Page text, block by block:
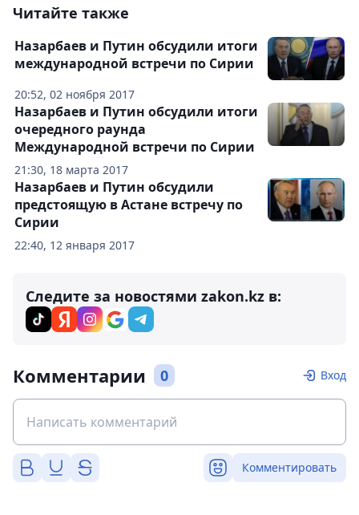
Читайте также
20:52, 02 ноября 2017
Назарбаев и Путин обсудили итоги
международной встречи по Сирии
21:30, 18 марта 2017
Назарбаев и Путин обсудили итоги
очередного раунда
Международной встречи по Сирии
22:40, 12 января 2017
Назарбаев и Путин обсудили
предстоящую в Астане встречу по
Сирии
Следите за новостями zakon.kz в:
Комментарии 0 Вход
Комментировать